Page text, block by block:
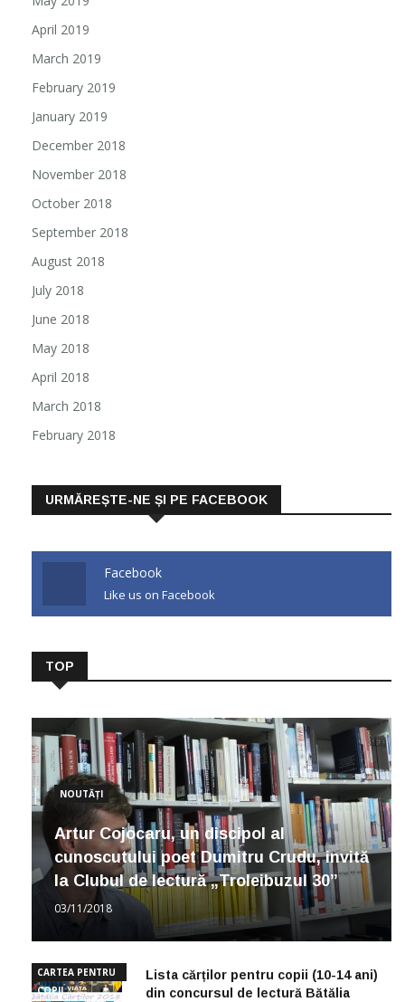
April 2019
March 2019
February 2019
January 2019
December 2018
November 2018
October 2018
September 2018
August 2018
July 2018
June 2018
May 2018
April 2018
March 2018
February 2018
URMĂREȘTE-NE ȘI PE FACEBOOK
Facebook
Like us on Facebook
TOP
NOUTĂȚI
Artur Cojocaru, un discipol al
cunoscutului poet Dumitru Crudu, invită
la Clubul de lectură „Troleibuzul 30”
03/11/2018
CARTEA PENTRU
COPII
Lista cărților pentru copii (10-14 ani)
din concursul de lectură Bătălia